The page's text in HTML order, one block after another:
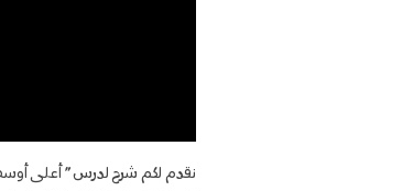
نقدم لكم شرح لدرس ” أعلى